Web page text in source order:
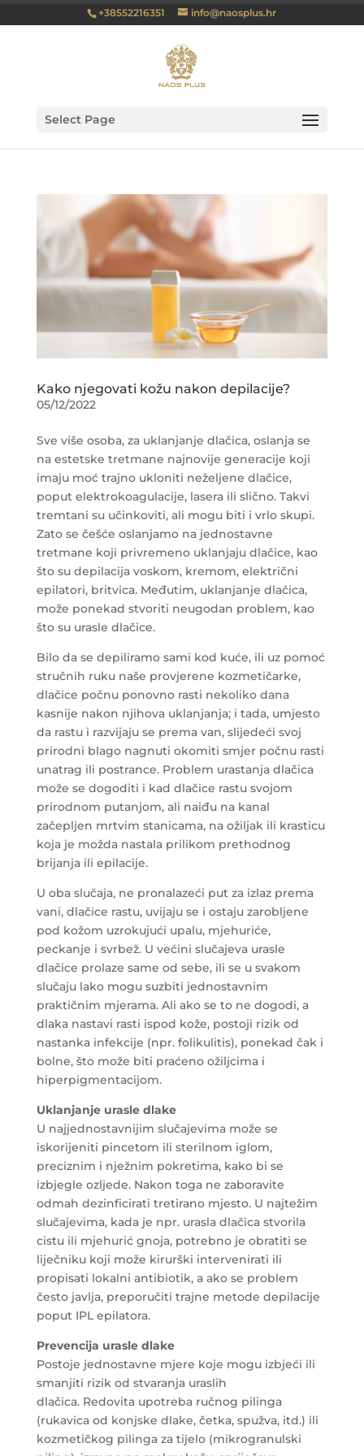
+38552216351 info@naosplus.hr
Select Page
Kako njegovati kožu nakon depilacije?
05/12/2022
Sve više osoba, za uklanjanje dlačica, oslanja se
na estetske tretmane najnovije generacije koji
imaju moć trajno ukloniti neželjene dlačice,
poput elektrokoagulacije, lasera ili slično. Takvi
tremtani su učinkoviti, ali mogu biti i vrlo skupi.
Zato se češće oslanjamo na jednostavne
tretmane koji privremeno uklanjaju dlačice, kao
što su depilacija voskom, kremom, električni
epilatori, britvica. Međutim, uklanjanje dlačica,
može ponekad stvoriti neugodan problem, kao
što su urasle dlačice.
Bilo da se depiliramo sami kod kuće, ili uz pomoć
stručnih ruku naše provjerene kozmetičarke,
dlačice počnu ponovno rasti nekoliko dana
kasnije nakon njihova uklanjanja; i tada, umjesto
da rastu i razvijaju se prema van, slijedeći svoj
prirodni blago nagnuti okomiti smjer počnu rasti
unatrag ili postrance. Problem urastanja dlačica
može se dogoditi i kad dlačice rastu svojom
prirodnom putanjom, ali naiđu na kanal
začepljen mrtvim stanicama, na ožiljak ili krasticu
koja je možda nastala prilikom prethodnog
brijanja ili epilacije.
U oba slučaja, ne pronalazeći put za izlaz prema
vani, dlačice rastu, uvijaju se i ostaju zarobljene
pod kožom uzrokujući upalu, mjehuriće,
peckanje i svrbež. U većini slučajeva urasle
dlačice prolaze same od sebe, ili se u svakom
slučaju lako mogu suzbiti jednostavnim
praktičnim mjerama. Ali ako se to ne dogodi, a
dlaka nastavi rasti ispod kože, postoji rizik od
nastanka infekcije (npr. folikulitis), ponekad čak i
bolne, što može biti praćeno ožiljcima i
hiperpigmentacijom.
Uklanjanje urasle dlake
U najjednostavnijim slučajevima može se
iskorijeniti pincetom ili sterilnom iglom,
preciznim i nježnim pokretima, kako bi se
izbjegle ozljede. Nakon toga ne zaboravite
odmah dezinficirati tretirano mjesto. U najtežim
slučajevima, kada je npr. urasla dlačica stvorila
cistu ili mjehurić gnoja, potrebno je obratiti se
liječniku koji može kirurški intervenirati ili
propisati lokalni antibiotik, a ako se problem
često javlja, preporučiti trajne metode depilacije
poput IPL epilatora.
Prevencija urasle dlake
Postoje jednostavne mjere koje mogu izbjeći ili
smanjiti rizik od stvaranja uraslih
dlačica. Redovita upotreba ručnog pilinga
(rukavica od konjske dlake, četka, spužva, itd.) ili
kozmetičkog pilinga za tijelo (mikrogranulski